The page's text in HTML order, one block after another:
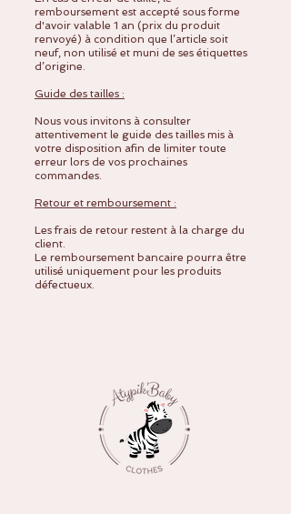
remboursement est accepté sous forme
d'avoir valable 1 an (prix du produit
renvoyé) à condition que l’article soit
neuf, non utilisé et muni de ses étiquettes
d’origine.
Guide des tailles :
Nous vous invitons à consulter
attentivement le guide des tailles mis à
votre disposition afin de limiter toute
erreur lors de vos prochaines
commandes.
Retour et remboursement :
Les frais de retour restent à la charge du
client.
Le remboursement bancaire pourra être
utilisé uniquement pour les produits
défectueux.